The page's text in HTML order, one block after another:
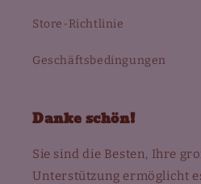
Store-Richtlinie
Geschäftsbedingungen
Danke schön!
Sie sind die Besten, Ihre
Unterstützung ermöglicht